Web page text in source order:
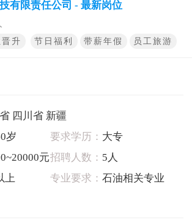
有限责任公司 - 最新岗位
升 节日福利 带薪年假 员工旅游
四川省 新疆
岁 要求学历： 大专
元招聘人数： 5人
上 专业要求： 石油相关专业